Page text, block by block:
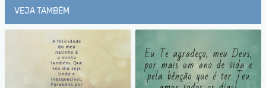
VEJA TAMBÉM